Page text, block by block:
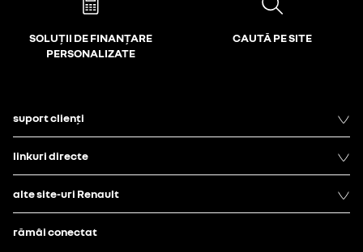
SOLUȚII DE FINANȚARE
PERSONALIZATE
CAUTĂ PE SITE
suport clienți
linkuri directe
alte site-uri Renault
rămâi conectat